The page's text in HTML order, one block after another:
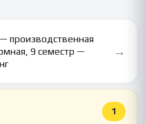
производственная
9 семестр —
→
1